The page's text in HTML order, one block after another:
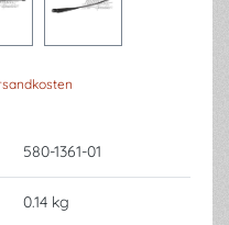
580-1361-01
0.14 kg